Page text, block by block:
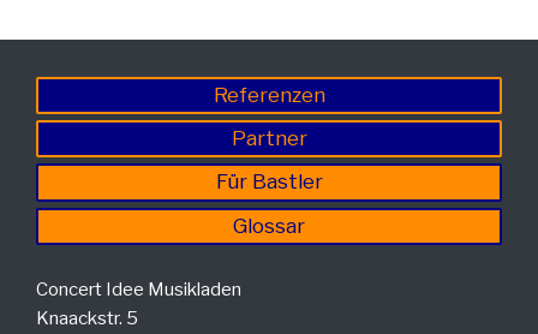
Referenzen
Partner
Für Bastler
Glossar
Concert Idee Musikladen
Knaackstr. 5